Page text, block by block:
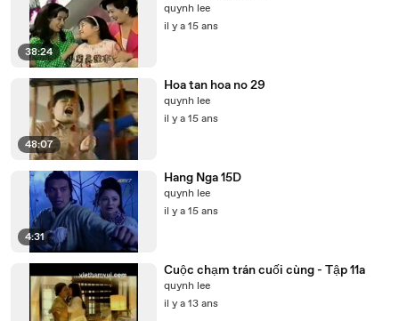
38:24
quynh lee
il y a 15 ans
48:07
Hoa tan hoa no 29
quynh lee
il y a 15 ans
4:31
Hang Nga 15D
quynh lee
il y a 15 ans
Cuộc chạm trán cuối cùng - Tập 11a
quynh lee
il y a 13 ans